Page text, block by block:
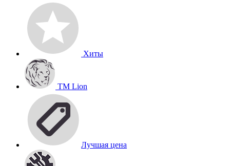
Хиты
TM Lion
Лучшая цена